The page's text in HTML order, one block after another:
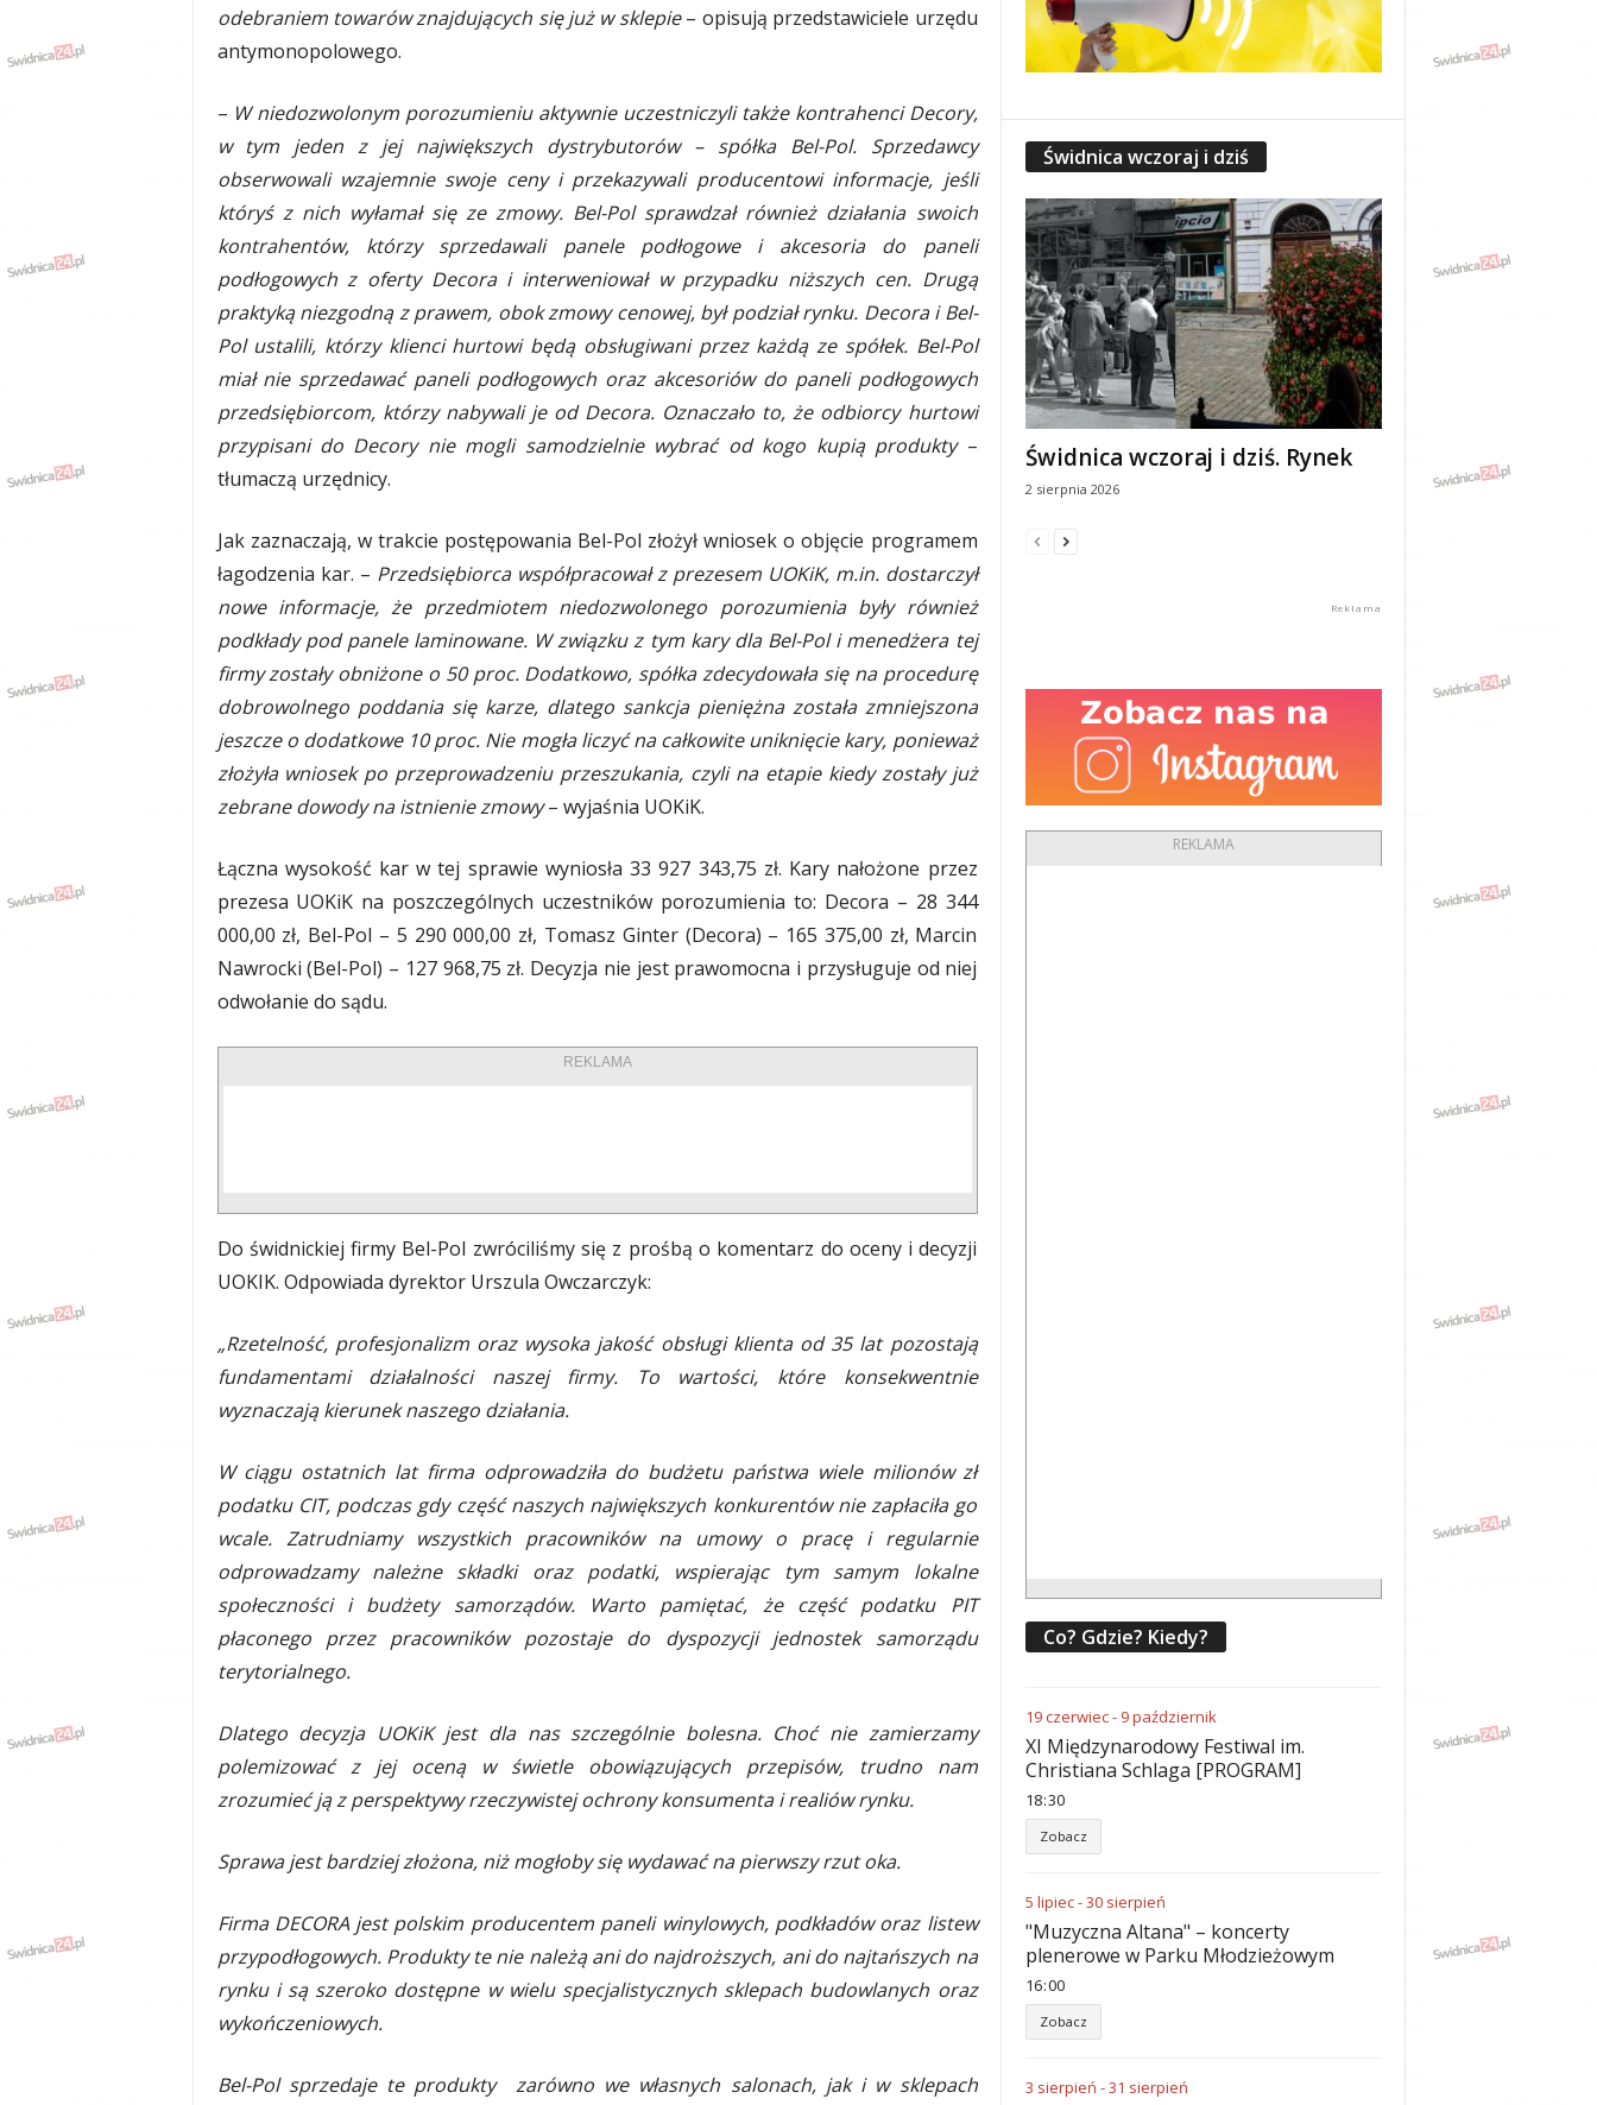
odebraniem towarów znajdujących się już w sklepie– opisują przedstawiciele urzędu
antymonopolowego.
– W niedozwolonym porozumieniu aktywnie uczestniczyli także kontrahenci Decory,
w tym jeden z jej największych dystrybutorów – spółka Bel-Pol. Sprzedawcy
obserwowali wzajemnie swoje ceny i przekazywali producentowi informacje, jeśli
któryś z nich wyłamał się ze zmowy. Bel-Pol sprawdzał również działania swoich
kontrahentów, którzy sprzedawali panele podłogowe i akcesoria do paneli
podłogowych z oferty Decora i interweniował w przypadku niższych cen. Drugą
praktyką niezgodną z prawem, obok zmowy cenowej, był podział rynku. Decora i Bel-
Pol ustalili, którzy klienci hurtowi będą obsługiwani przez każdą ze spółek. Bel-Pol
miał nie sprzedawać paneli podłogowych oraz akcesoriów do paneli podłogowych
przedsiębiorcom, którzy nabywali je od Decora. Oznaczało to, że odbiorcy hurtowi
przypisani do Decory nie mogli samodzielnie wybrać od kogo kupią produkty–
tłumaczą urzędnicy.
Jak zaznaczają, w trakcie postępowania Bel-Pol złożył wniosek o objęcie programem
łagodzenia kar. – Przedsiębiorca współpracował z prezesem UOKiK, m.in. dostarczył
nowe informacje, że przedmiotem niedozwolonego porozumienia były również
podkłady pod panele laminowane. W związku z tym kary dla Bel-Pol i menedżera tej
firmy zostały obniżone o 50 proc. Dodatkowo, spółka zdecydowała się na procedurę
dobrowolnego poddania się karze, dlatego sankcja pieniężna została zmniejszona
jeszcze o dodatkowe 10 proc. Nie mogła liczyć na całkowite uniknięcie kary, ponieważ
złożyła wniosek po przeprowadzeniu przeszukania, czyli na etapie kiedy zostały już
zebrane dowody na istnienie zmowy– wyjaśnia UOKiK.
Łączna wysokość kar w tej sprawie wyniosła 33 927 343,75 zł. Kary nałożone przez
prezesa UOKiK na poszczególnych uczestników porozumienia to: Decora – 28 344
000,00 zł, Bel-Pol – 5 290 000,00 zł, Tomasz Ginter (Decora) – 165 375,00 zł, Marcin
Nawrocki (Bel-Pol) – 127 968,75 zł. Decyzja nie jest prawomocna i przysługuje od niej
odwołanie do sądu.
REKLAMA
Do świdnickiej firmy Bel-Pol zwróciliśmy się z prośbą o komentarz do oceny i decyzji
UOKIK. Odpowiada dyrektor Urszula Owczarczyk:
„Rzetelność, profesjonalizm oraz wysoka jakość obsługi klienta od 35 lat pozostają
fundamentami działalności naszej firmy. To wartości, które konsekwentnie
wyznaczają kierunek naszego działania.
W ciągu ostatnich lat firma odprowadziła do budżetu państwa wiele milionów zł
podatku CIT, podczas gdy część naszych największych konkurentów nie zapłaciła go
wcale. Zatrudniamy wszystkich pracowników na umowy o pracę i regularnie
odprowadzamy należne składki oraz podatki, wspierając tym samym lokalne
społeczności i budżety samorządów. Warto pamiętać, że część podatku PIT
płaconego przez pracowników pozostaje do dyspozycji jednostek samorządu
terytorialnego.
Dlatego decyzja UOKiK jest dla nas szczególnie bolesna. Choć nie zamierzamy
polemizować z jej oceną w świetle obowiązujących przepisów, trudno nam
zrozumieć ją z perspektywy rzeczywistej ochrony konsumenta i realiów rynku.
Sprawa jest bardziej złożona, niż mogłoby się wydawać na pierwszy rzut oka.
Firma DECORA jest polskim producentem paneli winylowych, podkładów oraz listew
przypodłogowych. Produkty te nie należą ani do najdroższych, ani do najtańszych na
rynku i są szeroko dostępne w wielu specjalistycznych sklepach budowlanych oraz
wykończeniowych.
Bel-Pol sprzedaje te produkty zarówno we własnych salonach, jak i w sklepach
Świdnica wczoraj i dziś
Świdnica wczoraj i dziś. Rynek
2 sierpnia 2026
REKLAMA
Co? Gdzie? Kiedy?
19czerwiec- 9październik
XI Międzynarodowy Festiwal im.
Christiana Schlaga [PROGRAM]
18:30
Zobacz
5 lipiec-30 sierpień
"Muzyczna Altana" – koncerty
plenerowe w Parku Młodzieżowym
16:00
Zobacz
3 sierpień -31 sierpień